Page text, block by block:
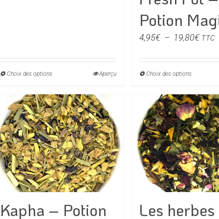
Choix des optionsCe
a
plusieurs
variations.
Les
options
peuvent
être
choisies
Aperçu
Potion
4,95€ – 19,80€Plage
prix :
TTC
Choix des optionsCe
a
Les
être
sur
Kapha – Potion
Les herbes